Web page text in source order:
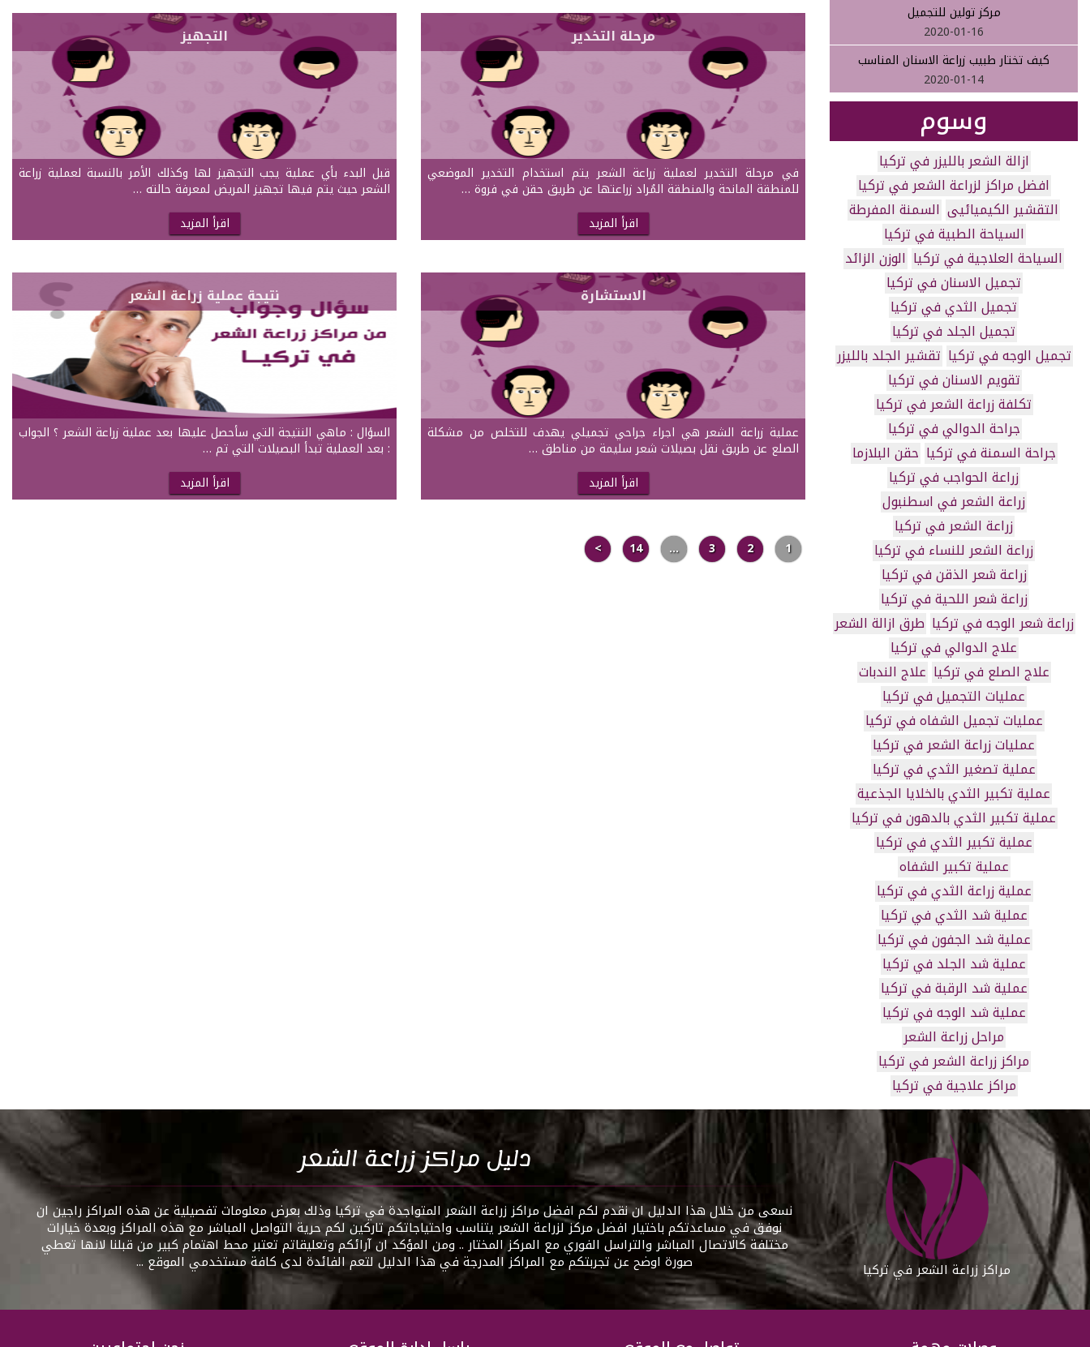
مركز تولين للتجميل
2020-01-16
كيف تختار طبيب زراعة الاسنان المناسب
2020-01-14
وسوم
ازالة الشعر بالليزر في تركيا
افضل مراكز لزراعة الشعر في تركيا
التقشير الكيميائيى السمنة المفرطة
السياحة الطبية في تركيا
السياحة العلاجية في تركيا الوزن الزائد
تجميل الاسنان في تركيا
تجميل الثدي في تركيا
تجميل الجلد في تركيا
تجميل الوجه في تركيا تقشير الجلد بالليزر
تقويم الاسنان في تركيا
تكلفة زراعة الشعر في تركيا
جراحة الدوالي في تركيا
جراحة السمنة في تركيا حقن البلازما
زراعة الحواجب في تركيا
زراعة الشعر في اسطنبول
زراعة الشعر في تركيا
زراعة الشعر للنساء في تركيا
زراعة شعر الذقن في تركيا
زراعة شعر اللحية في تركيا
زراعة شعر الوجه في تركيا طرق ازالة الشعر
علاج الدوالي في تركيا
علاج الصلع في تركيا علاج الندبات
عمليات التجميل في تركيا
عمليات تجميل الشفاه في تركيا
عمليات زراعة الشعر في تركيا
عملية تصغير الثدي في تركيا
عملية تكبير الثدي بالخلايا الجذعية
عملية تكبير الثدي بالدهون في تركيا
عملية تكبير الثدي في تركيا
عملية تكبير الشفاه
عملية زراعة الثدي في تركيا
عملية شد الثدي في تركيا
عملية شد الجفون في تركيا
عملية شد الجلد في تركيا
عملية شد الرقبة في تركيا
عملية شد الوجه في تركيا
مراحل زراعة الشعر
مراكز زراعة الشعر في تركيا
مراكز علاجية في تركيا
مرحلة التخدير
في مرحلة التخدير لعملية زراعة الشعر يتم استخدام التخدير الموضعي
للمنطقة المانحة والمنطقة المُراد زراعتها عن طريق حقن في فروة …
اقرأ المزيد
التجهيز
قبل البدء بأي عملية يجب التجهيز لها وكذلك الأمر بالنسبة لعملية زراعة
الشعر حيث يتم فيها تجهيز المريض لمعرفة حالته …
اقرأ المزيد
الاستشارة
عملية زراعة الشعر هي اجراء جراحي تجميلي يهدف للتخلص من مشكلة
الصلع عن طريق نقل بصيلات شعر سليمة من مناطق …
اقرأ المزيد
نتيجة عملية زراعة الشعر
السؤال : ماهي النتيجة التي سأحصل عليها بعد عملية زراعة الشعر ؟ الجواب
: بعد العملية تبدأ البصيلات التي تم …
اقرأ المزيد
1
2
3
…
14
>
مراكز زراعة الشعر في تركيا
دليل مراكز زراعة الشعر
نسعى من خلال هذا الدليل ان نقدم لكم افضل مراكز زراعة الشعر المتواجدة في تركيا وذلك بعرض معلومات تفصيلية عن هذه المراكز راجين ان
نوفق في مساعدتكم باختيار افضل مركز لزراعة الشعر يتناسب واحتياجاتكم تاركين لكم حرية التواصل المباشر مع هذه المراكز وبعدة خيارات
مختلفة كالاتصال المباشر والتراسل الفوري مع المركز المختار .. ومن المؤكد ان آرائكم وتعليقاتم تعتبر محط اهتمام كبير من قبلنا لانها تعطي
صورة اوضح عن تجربتكم مع المراكز المدرجة في هذا الدليل لتعم الفائدة لدى كافة مستخدمي الموقع ...